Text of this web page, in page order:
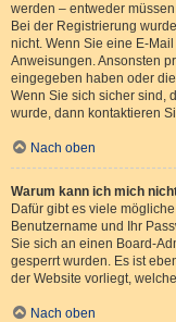
werden – entweder
Bei der Registrierung
nicht. Wenn Sie eine E-
Anweisungen. Ansonsten
eingegeben haben oder
Wenn Sie sich sicher sind,
wurde, dann kontaktieren
Nach oben
Warum kann ich mich
Dafür gibt es viele
Benutzername und Ihr
Sie sich an einen Board-
gesperrt wurden. Es ist
der Website vorliegt,
Nach oben